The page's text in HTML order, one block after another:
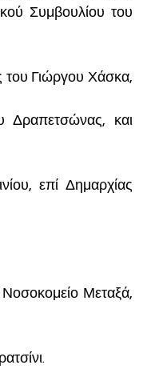
Συμβουλίου του
του Γιώργου Χάσκα,
Δραπετσώνας, και
επί Δημαρχίας
Μεταξά,